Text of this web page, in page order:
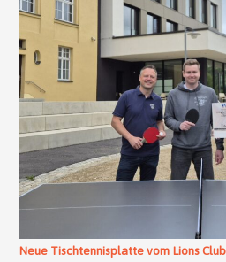
Neue Tischtennisplatte vom Lions